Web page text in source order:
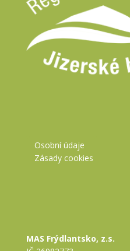
Osobní údaje
Zásady cookies
MAS Frýdlantsko, z.s.